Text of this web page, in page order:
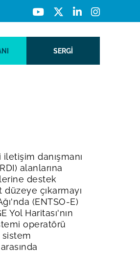
SERGİ
danışmanı
alanlarına
destek
çıkarmayı
(ENTSO-E)
Yol Haritası'nın
operatörü
sistem